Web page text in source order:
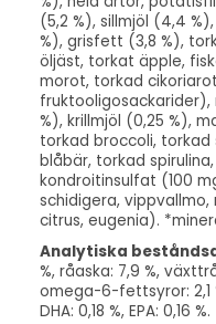
(5,2 %), sillmjöl (4,4
%), grisfett (3,8 %),
öljäst, torkat äpple,
morot, torkad
%), krillmjöl (0,25 %),
torkad broccoli,
blåbär, torkad
kondroitinsulfat (100
schidigera, vippvallmo,
citrus, eugenia).
Analytiska
%, råaska: 7,9 %,
omega-6-fettsyror: 2,1
DHA: 0,18 %, EPA: 0,16 %.